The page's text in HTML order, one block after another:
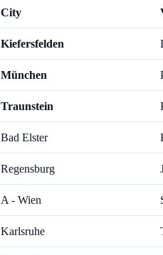
City
Kiefersfelden
München
Traunstein
Bad Elster
Regensburg
A - Wien
Karlsruhe